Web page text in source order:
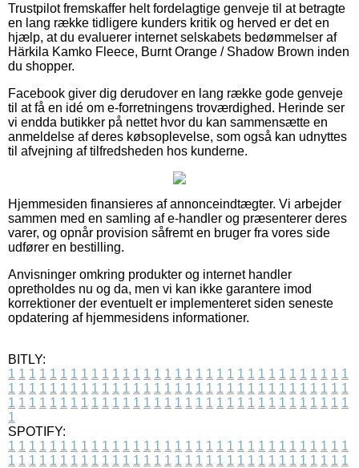
Trustpilot fremskaffer helt fordelagtige genveje til at betragte
en lang række tidligere kunders kritik og herved er det en
hjælp, at du evaluerer internet selskabets bedømmelser af
Härkila Kamko Fleece, Burnt Orange / Shadow Brown inden
du shopper.
Facebook giver dig derudover en lang række gode genveje
til at få en idé om e-forretningens troværdighed. Herinde ser
vi endda butikker på nettet hvor du kan sammensætte en
anmeldelse af deres købsoplevelse, som også kan udnyttes
til afvejning af tilfredsheden hos kunderne.
Hjemmesiden finansieres af annonceindtægter. Vi arbejder
sammen med en samling af e-handler og præsenterer deres
varer, og opnår provision såfremt en bruger fra vores side
udfører en bestilling.
Anvisninger omkring produkter og internet handler
opretholdes nu og da, men vi kan ikke garantere imod
korrektioner der eventuelt er implementeret siden seneste
opdatering af hjemmesidens informationer.
BITLY:
1 1 1 1 1 1 1 1 1 1 1 1 1 1 1 1 1 1 1 1 1 1 1 1 1 1 1 1 1 1 1 1 1
1 1 1 1 1 1 1 1 1 1 1 1 1 1 1 1 1 1 1 1 1 1 1 1 1 1 1 1 1 1 1 1 1
1 1 1 1 1 1 1 1 1 1 1 1 1 1 1 1 1 1 1 1 1 1 1 1 1 1 1 1 1 1 1 1 1
1
SPOTIFY:
1 1 1 1 1 1 1 1 1 1 1 1 1 1 1 1 1 1 1 1 1 1 1 1 1 1 1 1 1 1 1 1 1
1 1 1 1 1 1 1 1 1 1 1 1 1 1 1 1 1 1 1 1 1 1 1 1 1 1 1 1 1 1 1 1 1